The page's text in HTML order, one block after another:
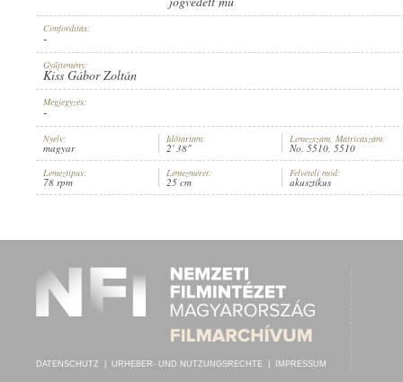
INTERPRET: HETÉNYI-HEIDELBERG ALBERT (ZONGORA)
HERSTELLER:
PLATTENAUFNAHME: NO. 5510
Címfordítás:
-
Gyűjtemény:
Kiss Gábor Zoltán
Megjegyzés:
-
Nyelv:
magyar
Időtartam:
2' 38"
Lemezszám, Matricaszám:
No. 5510, 5510
Lemeztípus:
78 rpm
Lemezméret:
25 cm
Felvételi mód:
akusztikus
DATENSCHUTZ URHEBER- UND NUTZUNGSRECHTE IMPRESSUM